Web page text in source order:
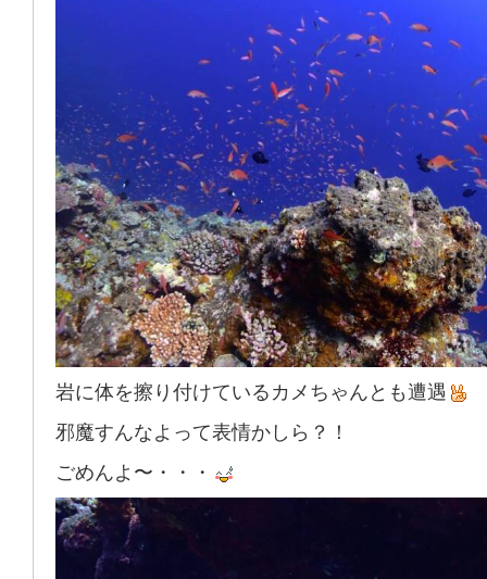
岩に体を擦り付けているカメちゃんとも遭遇
邪魔すんなよって表情かしら？！
ごめんよ〜・・・